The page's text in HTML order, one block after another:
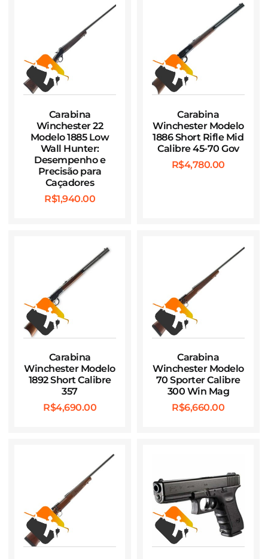
Carabina
Winchester 22
Modelo 1885 Low
Wall Hunter:
Desempenho e
Precisão para
Caçadores
R$1,940.00
Carabina
Winchester Modelo
1886 Short Rifle Mid
Calibre 45-70 Gov
R$4,780.00
Carabina
Winchester Modelo
1892 Short Calibre
357
R$4,690.00
Carabina
Winchester Modelo
70 Sporter Calibre
300 Win Mag
R$6,660.00